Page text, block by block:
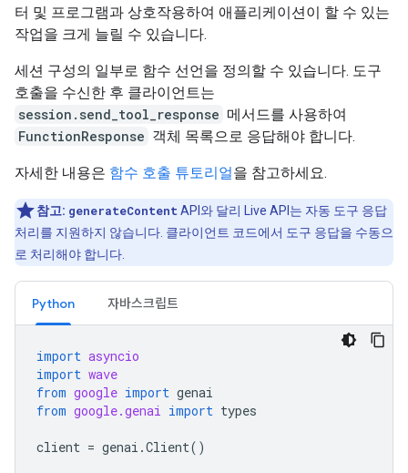
터 및 프로그램과 상호작용하여 애플리케이션이 할 수 있는
작업을 크게 늘릴 수 있습니다.
세션 구성의 일부로 함수 선언을 정의할 수 있습니다. 도구
호출을 수신한 후 클라이언트는
session.send_tool_response 메서드를 사용하여
FunctionResponse 객체 목록으로 응답해야 합니다.
자세한 내용은 함수 호출 튜토리얼을 참고하세요.
참고: generateContent API와 달리 Live API는 자동 도구 응답
처리를 지원하지 않습니다. 클라이언트 코드에서 도구 응답을 수동으
로 처리해야 합니다.
Python 자바스크립트
import asyncio
import wave
from google import genai
from google.genai import types
client = genai .Client()